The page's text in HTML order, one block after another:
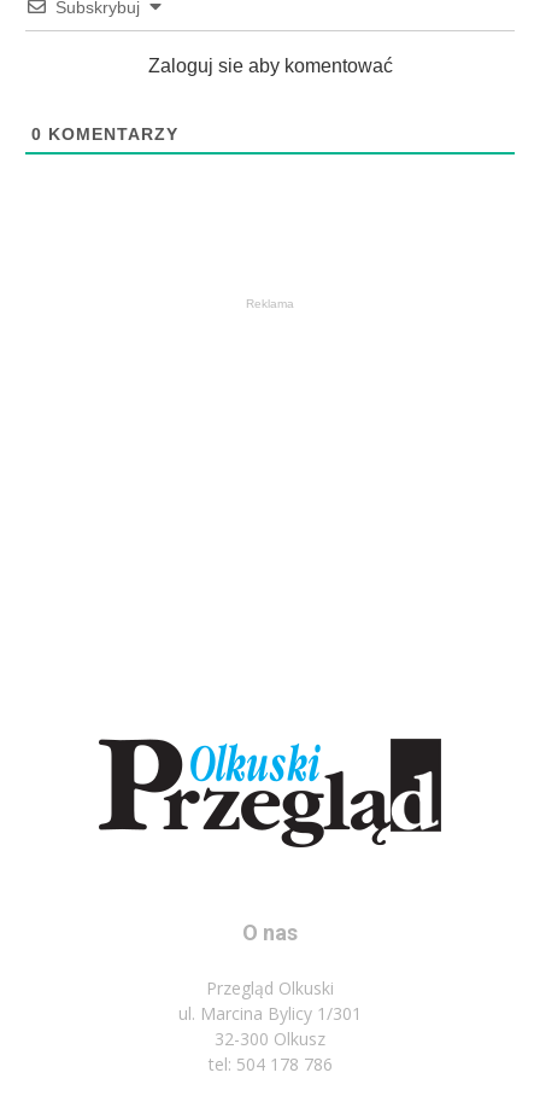
Subskrybuj
Zaloguj sie aby komentować
0 KOMENTARZY
Reklama
O nas
Przegląd Olkuski
ul. Marcina Bylicy 1/301
32-300 Olkusz
tel: 504 178 786